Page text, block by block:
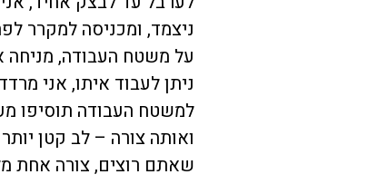
ניצמד, ומכניסה למקרר
על משטח העבודה,
ניתן לעבוד איתו, אני
למשטח העבודה תוסיפו
ואותה צורה – לב קטן
שאתם רוצים, צורה אחת